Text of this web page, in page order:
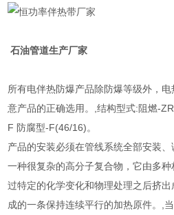
石油管道生产厂家
所有电伴热防爆产品除防爆等级外，
意产品的正确选用。,结构型式:阻燃-
F 防腐型-F(46/16)。
产品的安装必须在管线系统全部安装
一种很复杂的高分子复合物，它由多
过特定的化学变化和物理处理之后挤
成的一条保持连续平行的加热原件。,